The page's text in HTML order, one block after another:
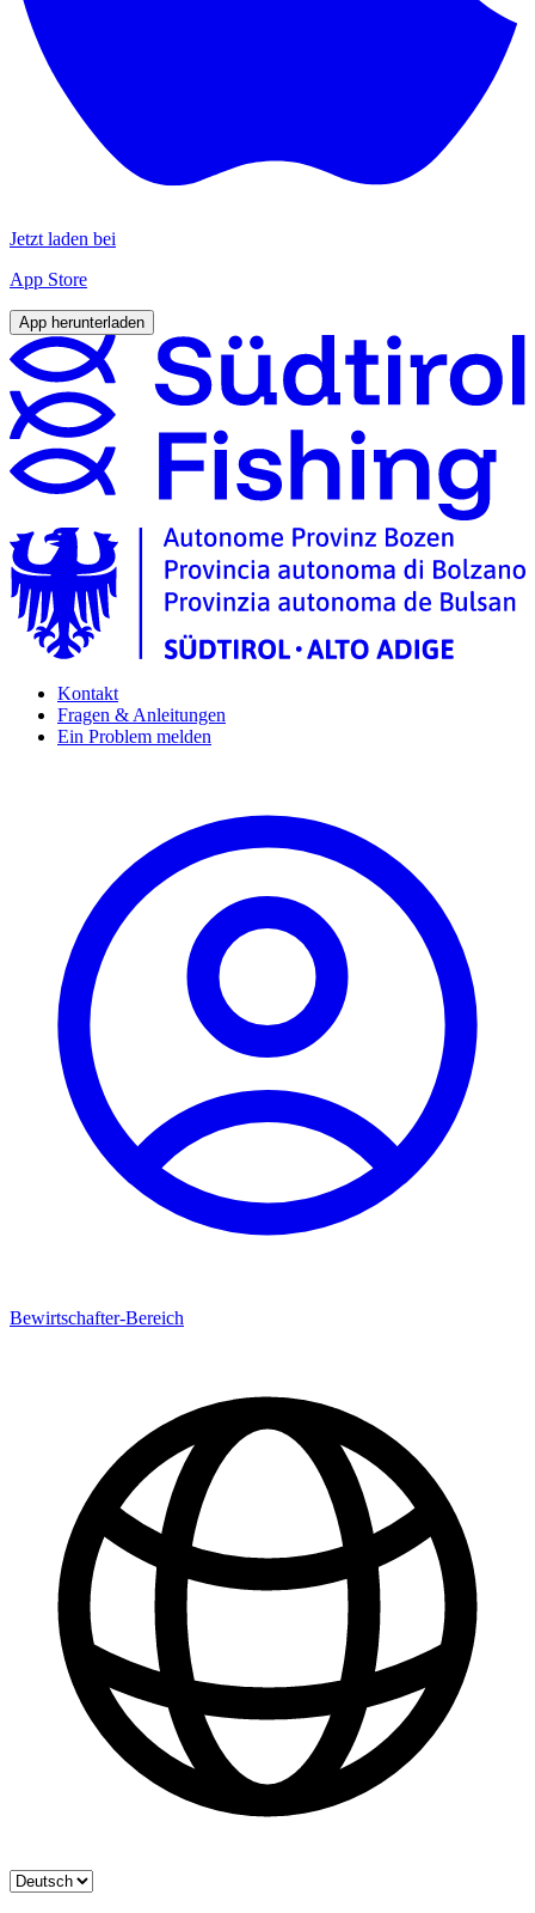
Jetzt laden bei
App Store
App herunterladen
Kontakt
Fragen & Anleitungen
Ein Problem melden
Bewirtschafter-Bereich